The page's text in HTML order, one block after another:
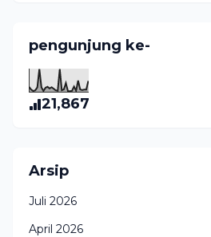
pengunjung ke-
21,867
Arsip
Juli 2026
April 2026